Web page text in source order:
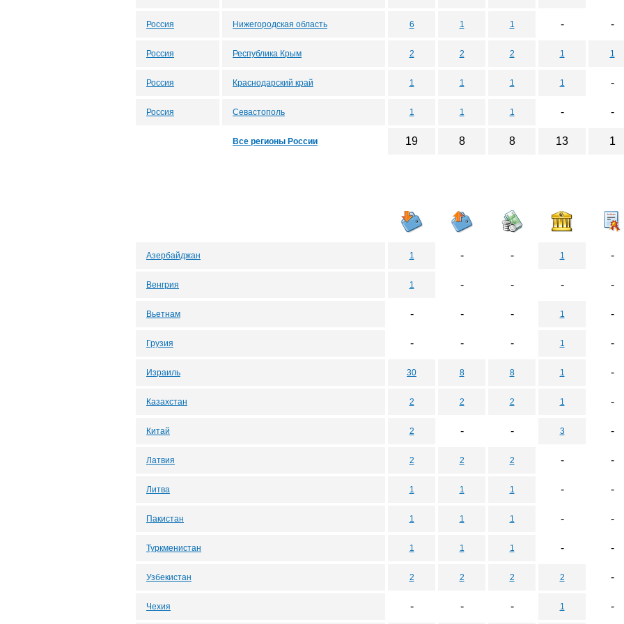
Россия Нижегородская область 6 1 1 - -
Россия Республика Крым 2 2 2 1 1
Россия Краснодарский край 1 1 1 1 -
Россия Севастополь 1 1 1 - -
Все регионы России 19 8 8 13 1
Азербайджан 1 - - 1 -
Венгрия 1 - - - -
Вьетнам - - - 1 -
Грузия - - - 1 -
Израиль 30 8 8 1 -
Казахстан 2 2 2 1 -
Китай 2 - - 3 -
Латвия 2 2 2 - -
Литва 1 1 1 - -
Пакистан 1 1 1 - -
Туркменистан 1 1 1 - -
Узбекистан 2 2 2 2 -
Чехия - - - 1 -